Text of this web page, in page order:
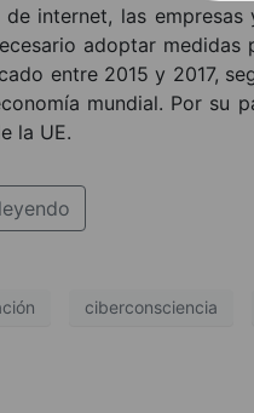
de internet, las
adoptar
entre 2015 y 2017,
mundial. Por su
la UE.
ciberconsciencia